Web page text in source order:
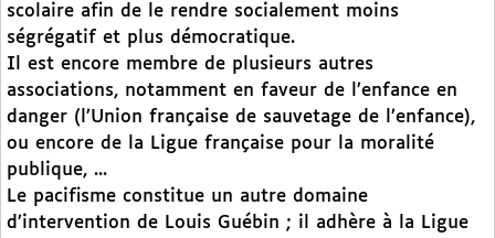
scolaire afin de le rendre socialement moins
ségrégatif et plus démocratique.
Il est encore membre de plusieurs autres
associations, notamment en faveur de l’enfance en
danger (l’Union française de sauvetage de l’enfance),
ou encore de la Ligue française pour la moralité
publique, ...
Le pacifisme constitue un autre domaine
d’intervention de Louis Guébin ; il adhère à la Ligue